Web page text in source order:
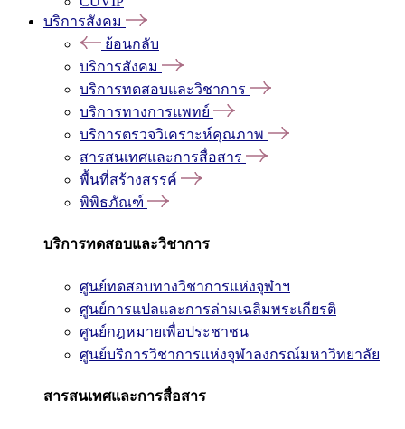
บริการสังคม
ย้อนกลับ
บริการสังคม
บริการทดสอบและวิชาการ
บริการทางการแพทย์
บริการตรวจวิเคราะห์คุณภาพ
สารสนเทศและการสื่อสาร
พื้นที่สร้างสรรค์
พิพิธภัณฑ์
บริการทดสอบและวิชาการ
ศูนย์ทดสอบทางวิชาการแห่งจุฬาฯ
ศูนย์การแปลและการล่ามเฉลิมพระเกียรติ
ศูนย์กฎหมายเพื่อประชาชน
ศูนย์บริการวิชาการแห่งจุฬาลงกรณ์มหาวิทยาลัย
สารสนเทศและการสื่อสาร